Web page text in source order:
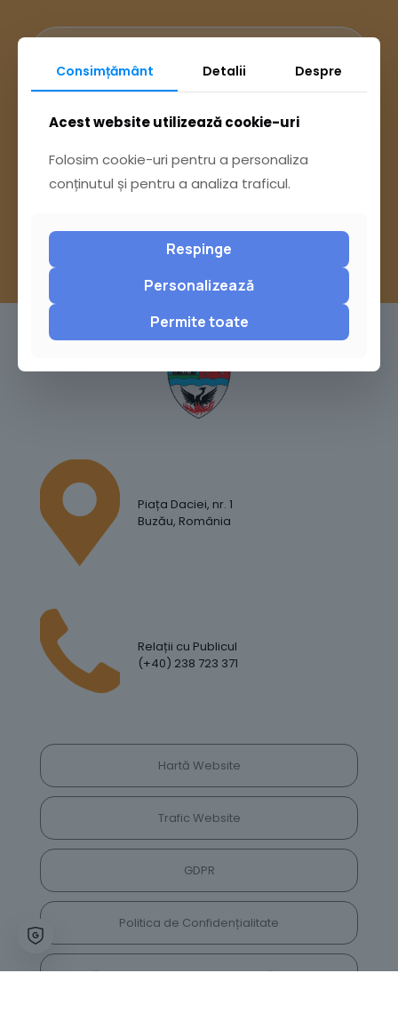
Ai întrebări? Accesează
Pagina Contact
sau trimite o sesizare pe Buzău City
Report
Piața Daciei, nr. 1
Buzău, România
Relații cu Publicul
(+40) 238 723 371
Hartă Website
Trafic Website
GDPR
Politica de Confidențialitate
Vrei să lași feedback despre site? Părerea ta ne
Consimțământ Detalii Despre
Acest website utilizează cookie-uri
Folosim cookie-uri pentru a personaliza
conținutul și pentru a analiza traficul.
Respinge
Personalizează
Permite toate